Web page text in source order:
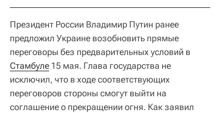
Президент России Владимир Путин ранее
предложил Украине возобновить прямые
переговоры без предварительных условий в
Стамбуле 15 мая. Глава государства не
исключил, что в ходе соответствующих
переговоров стороны смогут выйти на
соглашение о прекращении огня. Как заявил